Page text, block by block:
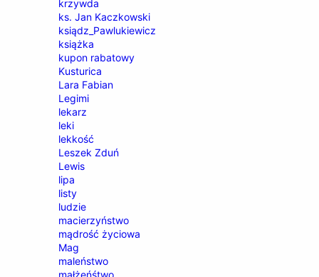
krzywda
ks. Jan Kaczkowski
ksiądz_Pawlukiewicz
książka
kupon rabatowy
Kusturica
Lara Fabian
Legimi
lekarz
leki
lekkość
Leszek Zduń
Lewis
lipa
listy
ludzie
macierzyństwo
mądrość życiowa
Mag
maleństwo
małżeńśtwo